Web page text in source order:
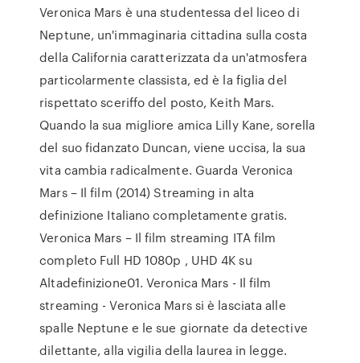
Veronica Mars è una studentessa del liceo di
Neptune, un'immaginaria cittadina sulla costa
della California caratterizzata da un'atmosfera
particolarmente classista, ed è la figlia del
rispettato sceriffo del posto, Keith Mars.
Quando la sua migliore amica Lilly Kane, sorella
del suo fidanzato Duncan, viene uccisa, la sua
vita cambia radicalmente. Guarda Veronica
Mars – Il film (2014) Streaming in alta
definizione Italiano completamente gratis.
Veronica Mars – Il film streaming ITA film
completo Full HD 1080p , UHD 4K su
Altadefinizione01. Veronica Mars - Il film
streaming - Veronica Mars si è lasciata alle
spalle Neptune e le sue giornate da detective
dilettante, alla vigilia della laurea in legge.